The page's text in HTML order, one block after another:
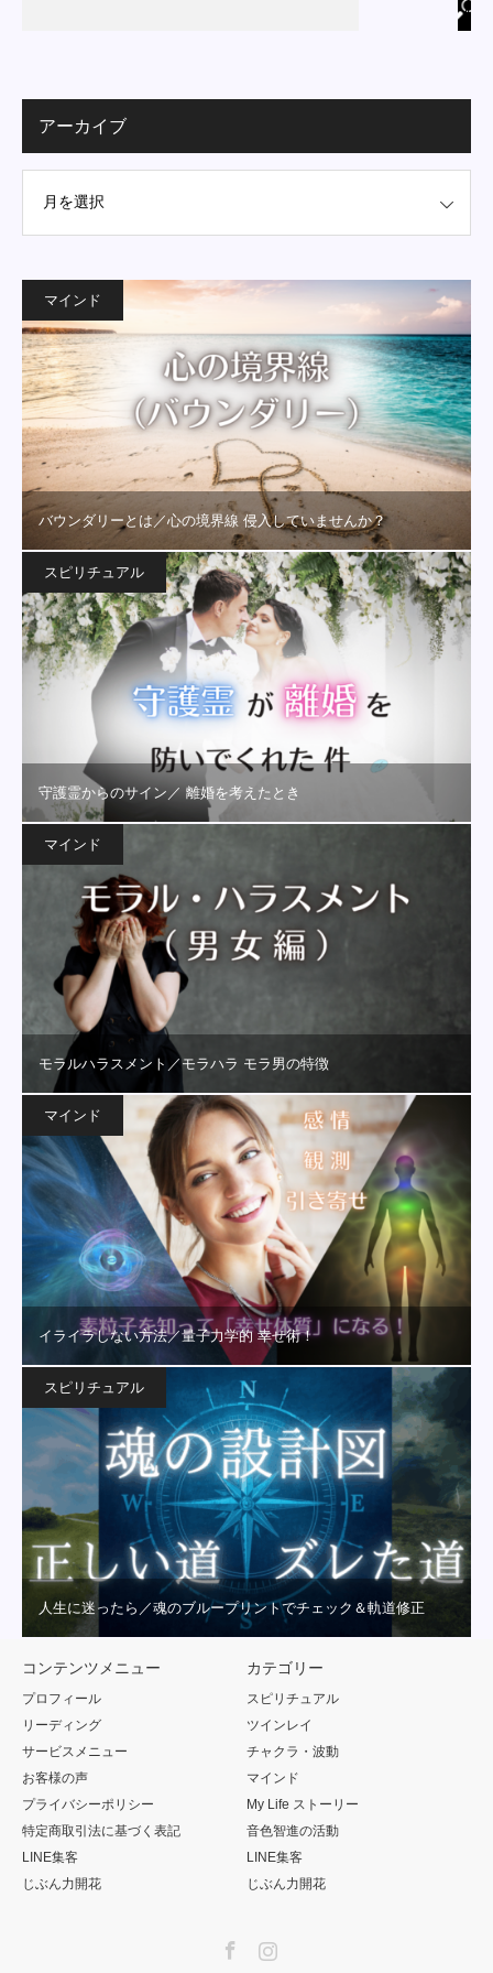
アーカイブ
マインド
バウンダリーとは／心の境界線 侵入していませんか？
スピリチュアル
守護霊からのサイン／ 離婚を考えたとき
マインド
モラルハラスメント／モラハラ モラ男の特徴
マインド
イライラしない方法／量子力学的 幸せ術！
スピリチュアル
人生に迷ったら／魂のブループリントでチェック＆軌道修正
コンテンツメニュー
プロフィール
リーディング
サービスメニュー
お客様の声
プライバシーポリシー
特定商取引法に基づく表記
LINE集客
じぶん力開花
カテゴリー
スピリチュアル
ツインレイ
チャクラ・波動
マインド
My Life ストーリー
音色智進の活動
LINE集客
じぶん力開花